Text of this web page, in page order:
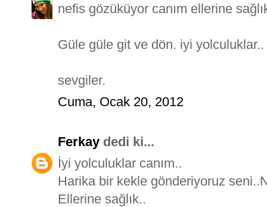
nefis gözüküyor canım ellerine
Güle güle git ve dön. iyi
sevgiler.
Cuma, Ocak 20, 2012
Ferkay dedi ki...
İyi yolculuklar canım..
Harika bir kekle gönderiyoruz
Ellerine sağlık..